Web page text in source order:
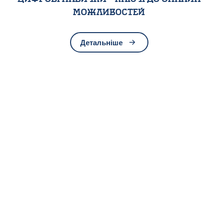
можливостей
Детальніше